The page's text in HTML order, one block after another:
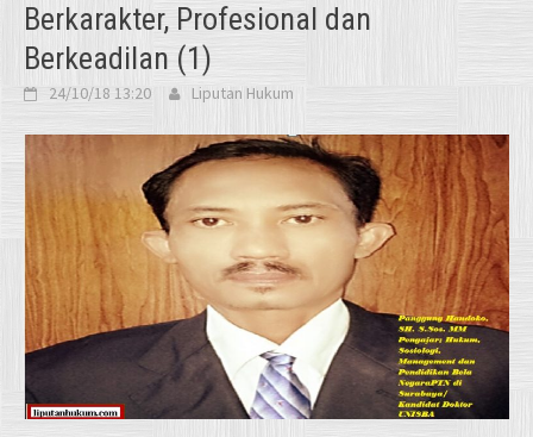
Berkarakter, Profesional dan
Berkeadilan (1)
24/10/18 13:20 Liputan Hukum